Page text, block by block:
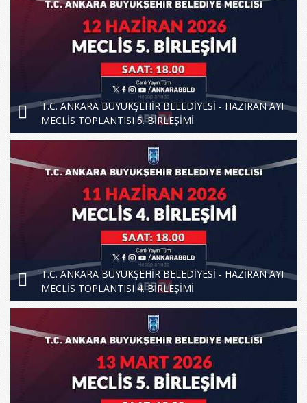
T.C. ANKARA BÜYÜKŞEHİR BELEDİYESİ - HAZİRAN AYI
MECLİS TOPLANTISI 5. BİRLEŞİMİ
T.C. ANKARA BÜYÜKŞEHİR BELEDİYESİ - HAZİRAN AYI
MECLİS TOPLANTISI 4. BİRLEŞİMİ